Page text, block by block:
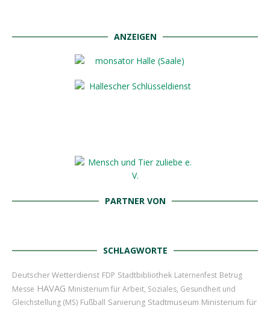
ANZEIGEN
PARTNER VON
SCHLAGWORTE
Deutscher Wetterdienst FDP Stadtbibliothek Laternenfest Betrug
Messe HAVAG Ministerium für Arbeit, Soziales, Gesundheit und
Gleichstellung (MS) Fußball Sanierung Stadtmuseum Ministerium für